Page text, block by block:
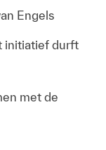
Engels
initiatief durft
met de